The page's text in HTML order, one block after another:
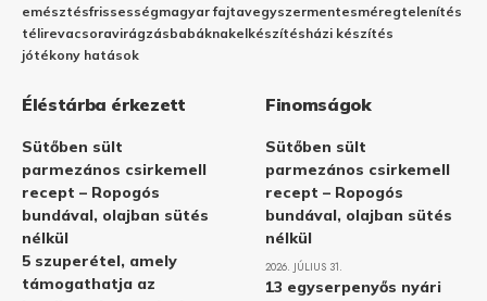
emésztésfrissességmagyar fajtavegyszermentesméregtelenítés
télirevacsoravirágzásbabáknakelkészítésházi készítés
jótékony hatások
Éléstárba érkezett
Sütőben sült
parmezános csirkemell
recept – Ropogós
bundával, olajban sütés
nélkül
5 szuperétel, amely
támogathatja az
Finomságok
Sütőben sült
parmezános csirkemell
recept – Ropogós
bundával, olajban sütés
nélkül
2026. JÚLIUS 31.
13 egyserpenyős nyári